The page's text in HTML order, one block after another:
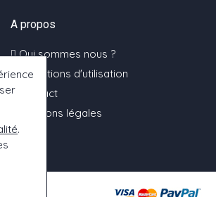
A propos
Qui sommes nous ?
Conditions d'utilisation
Contact
Mentions légales
.